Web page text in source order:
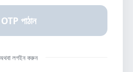
OTP পাঠান
লগইন করুন